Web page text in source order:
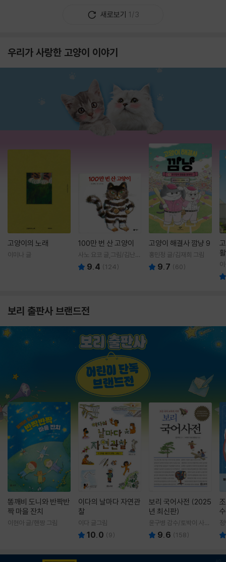
새로보기 1/3
우리가 사랑한 고양이 이야기
고양이의 노래
이미나 글
100만 번 산 고양이
사노 요코 글,그림/김난주
역 9.4 (124)
고양이 해결사 깜냥 9
홍민정 글/김재희 그림
9.7 (60)
보리 출판사 브랜드전
똥깨비 도니와 반짝반
짝 마을 잔치
이현아 글/핸짱 그림
이다의 날마다 자연관
찰
이다 글그림
10.0 (9)
보리 국어사전 (2025
년 최신판)
윤구병 감수/토박이 사전
편찬실 편
9.6 (158)